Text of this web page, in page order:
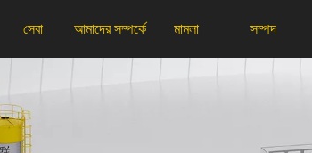
সেবা আমাদের সম্পর্কে মামলা সম্পদ